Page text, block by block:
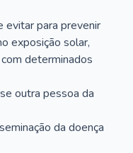
evitar para prevenir
exposição solar,
determinados
outra pessoa da
da doença